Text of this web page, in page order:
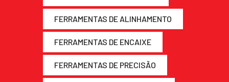
FERRAMENTAS DE ALINHAMENTO
FERRAMENTAS DE ENCAIXE
FERRAMENTAS DE PRECISÃO